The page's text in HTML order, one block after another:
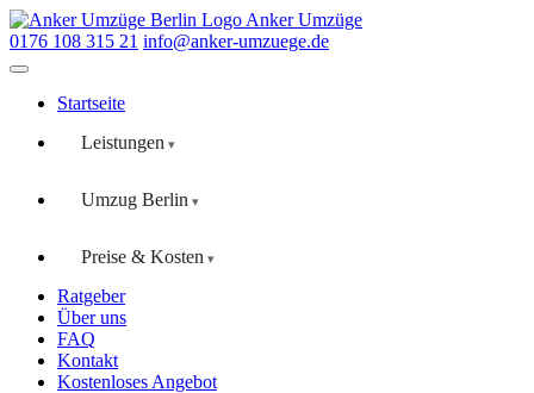
Anker Umzüge
0176 108 315 21 info@anker-umzuege.de
Startseite
Leistungen
Umzug Berlin
Preise & Kosten
Ratgeber
Über uns
FAQ
Kontakt
Kostenloses Angebot